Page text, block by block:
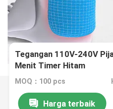
Tegangan 110V-240V
Menit Timer Hitam
MOQ：100 pcs
Harga terbaik